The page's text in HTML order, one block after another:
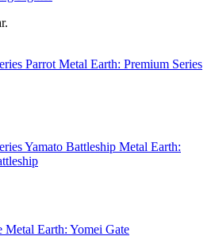
Metal Earth: Premium Series
Metal Earth:
Metal Earth: Yomei Gate